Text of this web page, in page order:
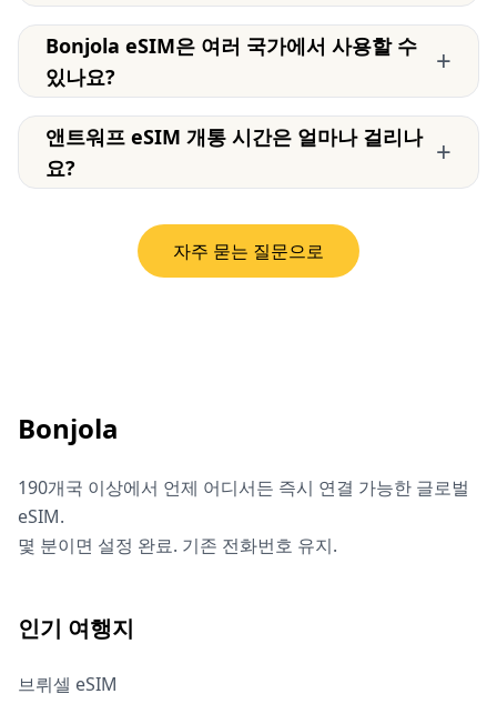
Bonjola eSIM은 여러 국가에서 사용할 수
있나요?
+
앤트워프 eSIM 개통 시간은 얼마나 걸리나
요?
+
자주 묻는 질문으로
Bonjola
190개국 이상에서 언제 어디서든 즉시 연결 가능한 글로벌
eSIM.
몇 분이면 설정 완료. 기존 전화번호 유지.
인기 여행지
브뤼셀 eSIM